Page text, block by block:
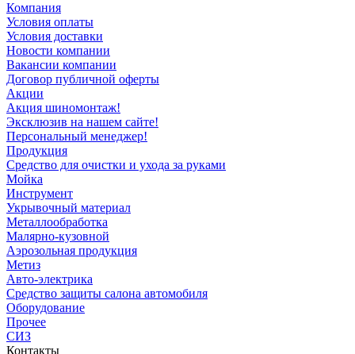
Компания
Условия оплаты
Условия доставки
Новости компании
Вакансии компании
Договор публичной оферты
Акции
Акция шиномонтаж!
Эксклюзив на нашем сайте!
Персональный менеджер!
Продукция
Средство для очистки и ухода за руками
Мойка
Инструмент
Укрывочный материал
Металлообработка
Малярно-кузовной
Аэрозольная продукция
Метиз
Авто-электрика
Средство защиты салона автомобиля
Оборудование
Прочее
СИЗ
Контакты